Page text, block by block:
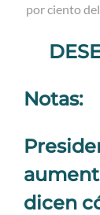
por ciento
Notas:
dicen